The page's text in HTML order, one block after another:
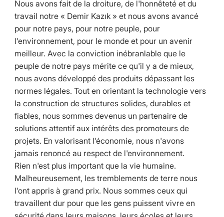
Nous avons fait de la droiture, de l'honnêteté et du
travail notre « Demir Kazık » et nous avons avancé
pour notre pays, pour notre peuple, pour
l'environnement, pour le monde et pour un avenir
meilleur. Avec la conviction inébranlable que le
peuple de notre pays mérite ce qu'il y a de mieux,
nous avons développé des produits dépassant les
normes légales. Tout en orientant la technologie vers
la construction de structures solides, durables et
fiables, nous sommes devenus un partenaire de
solutions attentif aux intérêts des promoteurs de
projets. En valorisant l'économie, nous n'avons
jamais renoncé au respect de l'environnement.
Rien n'est plus important que la vie humaine.
Malheureusement, les tremblements de terre nous
l'ont appris à grand prix. Nous sommes ceux qui
travaillent dur pour que les gens puissent vivre en